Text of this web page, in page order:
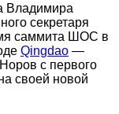
Владимира
секретаря
саммита ШОС в
Qingdao —
с первого
своей новой